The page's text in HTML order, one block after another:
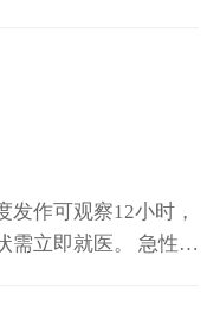
且无牛肉过敏史，牛
建议选择瘦肉部
似过敏型荨麻疹：曾
作可观察12小时，
需立即就医。 急性自